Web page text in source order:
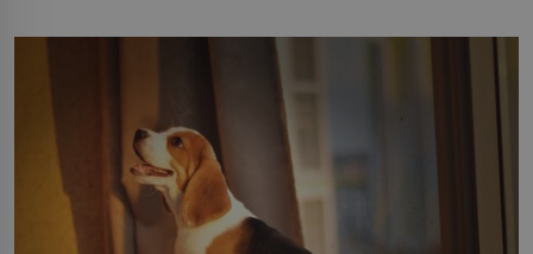
Rigy? Casanova v Pobaltí kontaktoval tamní zednářské lóže.
Nebyl v této oblasti žádným nováčkem, protože do